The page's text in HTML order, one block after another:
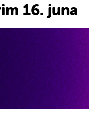
16. juna